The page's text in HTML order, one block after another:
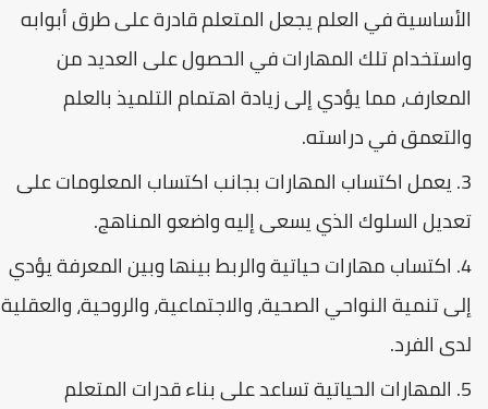
الأساسية في العلم يجعل المتعلم قادرة على طرق أبوابه
واستخدام تلك المهارات في الحصول على العديد من
المعارف، مما يؤدي إلى زيادة اهتمام التلميذ بالعلم
والتعمق في دراسته.
يعمل اكتساب المهارات بجانب اكتساب المعلومات على
تعديل السلوك الذي يسعى إليه واضعو المناهج.
اكتساب مهارات حياتية والربط بينها وبين المعرفة يؤدي
إلى تنمية النواحي الصحية، والاجتماعية، والروحية، والعقلية
لدى الفرد.
المهارات الحياتية تساعد على بناء قدرات المتعلم